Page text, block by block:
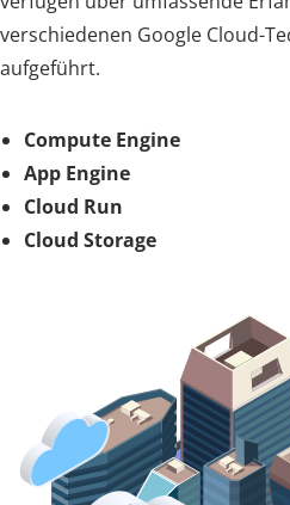
verschiedenen Google Cloud-
aufgeführt.
Compute Engine
App Engine
Cloud Run
Cloud Storage